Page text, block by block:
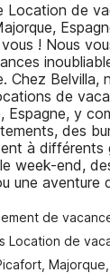
Location de
! Nous
Chez Belvilla,
de
Espagne, y
des
à différents
week-end,
une aventure
de
Location de